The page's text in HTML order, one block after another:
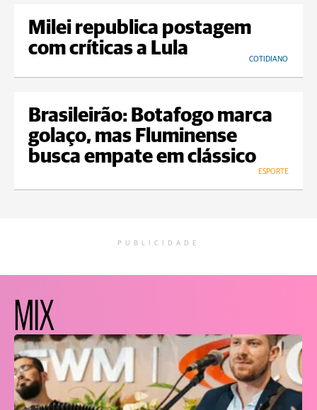
Milei republica postagem
com críticas a Lula
COTIDIANO
Brasileirão: Botafogo marca
golaço, mas Fluminense
busca empate em clássico
ESPORTE
PUBLICIDADE
MIX